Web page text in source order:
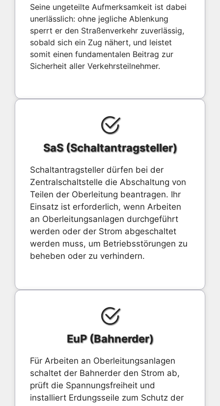
Seine ungeteilte Aufmerksamkeit ist dabei
unerlässlich: ohne jegliche Ablenkung
sperrt er den Straßenverkehr zuverlässig,
sobald sich ein Zug nähert, und leistet
somit einen fundamentalen Beitrag zur
Sicherheit aller Verkehrsteilnehmer.
SaS (Schaltantragsteller)
Schaltantragsteller dürfen bei der
Zentralschaltstelle die Abschaltung von
Teilen der Oberleitung beantragen. Ihr
Einsatz ist erforderlich, wenn Arbeiten
an Oberleitungsanlagen durchgeführt
werden oder der Strom abgeschaltet
werden muss, um Betriebsstörungen zu
beheben oder zu verhindern.
EuP (Bahnerder)
Für Arbeiten an Oberleitungsanlagen
schaltet der Bahnerder den Strom ab,
prüft die Spannungsfreiheit und
installiert Erdungsseile zum Schutz der